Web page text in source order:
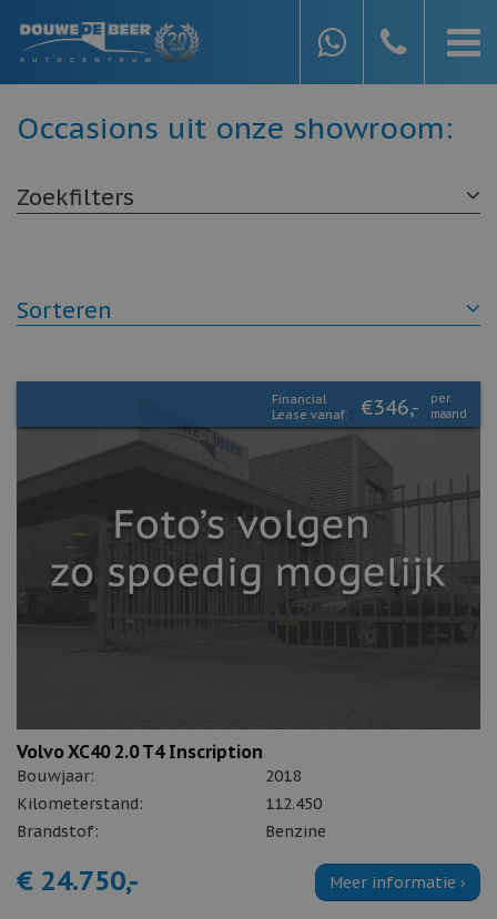
Occasions uit onze showroom:
Zoekfilters
Sorteren
Financial
Lease vanaf:
€346,-
per
maand
Volvo XC40 2.0 T4 Inscription
Bouwjaar:
2018
Kilometerstand:
112.450
Brandstof:
Benzine
€ 24.750,- Meer informatie ›